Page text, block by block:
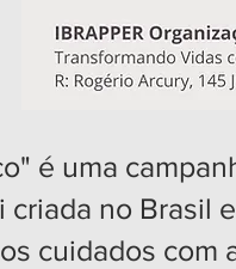
é uma
criada no Brasil
cuidados com